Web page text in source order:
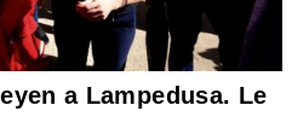
a Lampedusa. Le